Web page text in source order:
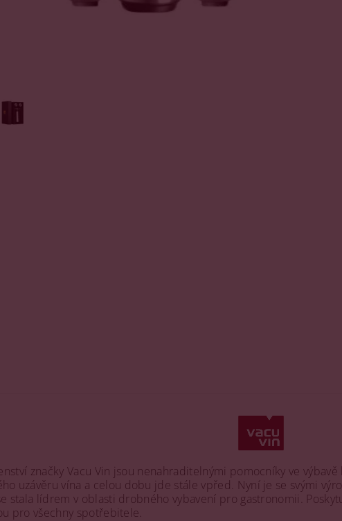
značky Vacu Vin jsou nenahraditelnými pomocníky ve
uzávěru vína a celou dobu jde stále vpřed. Nyní je se svými
stala lídrem v oblasti drobného vybavení pro gastronomii.
pro všechny spotřebitele.